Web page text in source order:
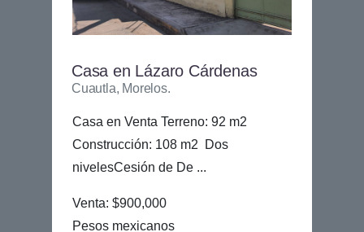
Casa en Lázaro Cárdenas
Cuautla, Morelos.
Casa en Venta Terreno: 92 m2
Construcción: 108 m2 Dos
nivelesCesión de De ...
Venta: $900,000
Pesos mexicanos